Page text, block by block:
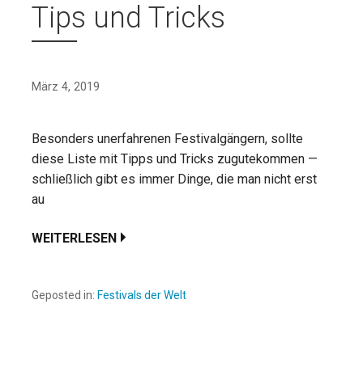
Tips und Tricks
März 4, 2019
Besonders unerfahrenen Festivalgängern, sollte
diese Liste mit Tipps und Tricks zugutekommen —
schließlich gibt es immer Dinge, die man nicht erst
au
WEITERLESEN
Geposted in: Festivals der Welt